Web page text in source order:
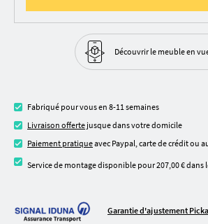
Découvrir le meubleen
Fabriqué pour vous en 8-11 semaines
Livraison offerte jusque dans votre domicile
Paiement pratiqueavec Paypal, carte de crédit ou
Service de montage disponible pour 207,00 € dans
Garantie d'ajustement